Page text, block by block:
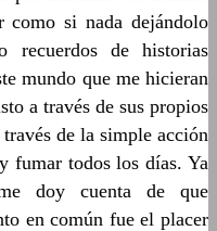
si nada dejándolo
de historias
mundo que me hicieran
a través de sus propios
de la simple acción
fumar todos los días. Ya
doy cuenta de que
en común fue el placer